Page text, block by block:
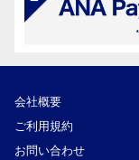
会社概要
ご利用規約
お問い合わせ